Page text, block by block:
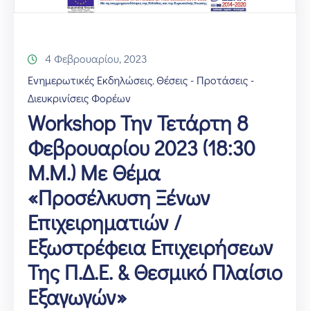
4 Φεβρουαρίου, 2023
Ενημερωτικές Εκδηλώσεις‚ Θέσεις - Προτάσεις -
Διευκρινίσεις Φορέων
Workshop Την Τετάρτη 8
Φεβρουαρίου 2023 (18:30
Μ.μ.) Με Θέμα
«Προσέλκυση Ξένων
Επιχειρηματιών /
Εξωστρέφεια Επιχειρήσεων
Της Π.Δ.Ε. & Θεσμικό Πλαίσιο
Εξαγωγών»